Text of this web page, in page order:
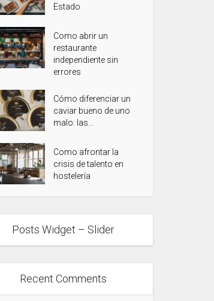
Estado
Como abrir un
restaurante
independiente sin
errores
Cómo diferenciar un
caviar bueno de uno
malo: las...
Como afrontar la
crisis de talento en
hostelería
Posts Widget – Slider
Recent Comments